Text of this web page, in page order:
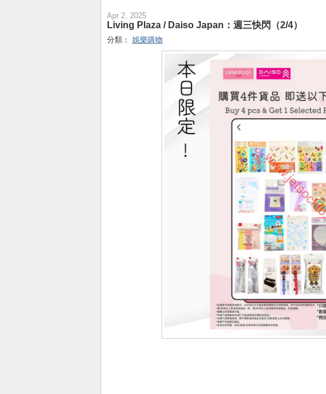
Apr 2, 2025
Living Plaza / Daiso Japan：週三快閃（2/4）
分類： 娛樂購物